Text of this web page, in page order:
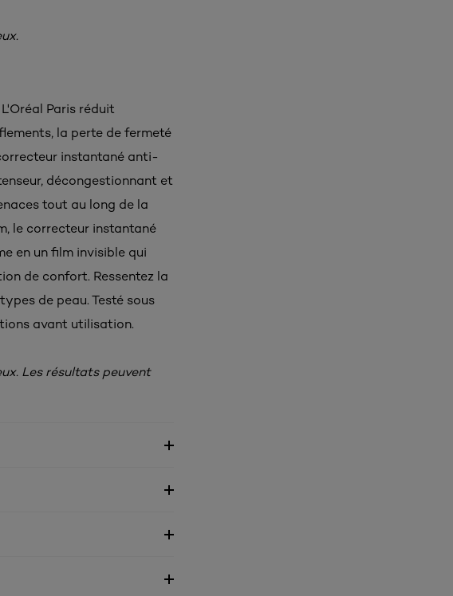
Paris réduit
la perte de fermeté
instantané anti-
décongestionnant et
tout au long de la
le correcteur instantané
en un film invisible qui
de confort. Ressentez la
de peau. Testé sous
avant utilisation.
Les résultats peuvent